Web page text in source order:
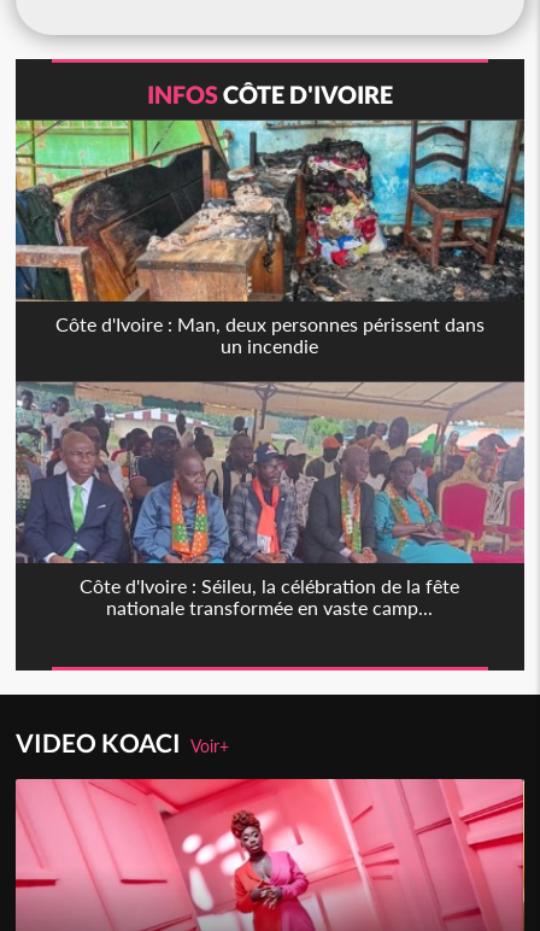
INFOSCÔTE D'IVOIRE
Côte d'Ivoire : Man, deux personnes périssent dans
un incendie
Côte d'Ivoire : Séileu, la célébration de la fête
nationale transformée en vaste camp...
VIDEO KOACIVoir+